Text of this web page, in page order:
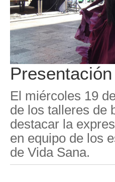
El miércoles 19
de los talleres de
destacar la
en equipo de los
de Vida Sana.